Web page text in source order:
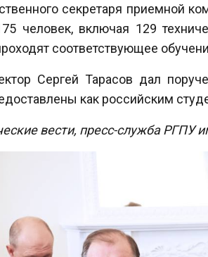
секретаря приемной
человек, включая 129
соответствующее
Сергей Тарасов дал
как российским
вести, пресс-служба РГПУ